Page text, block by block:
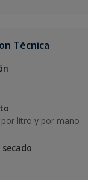
Técnica
litro y por mano